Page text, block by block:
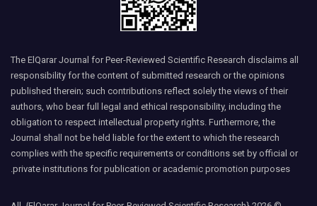
The ElQarar Journal for Peer-Reviewed Scientific Research disclaims all
responsibility for the content of submitted research or the opinions
published therein; such contributions reflect solely the views of their
authors, who bear full legal and ethical responsibility, including the
obligation to respect intellectual property rights. Furthermore, the
Journal shall not be held liable for the extent to which the research
complies with the specific requirements or conditions set by official or
private institutions for publication or academic promotion purposes.